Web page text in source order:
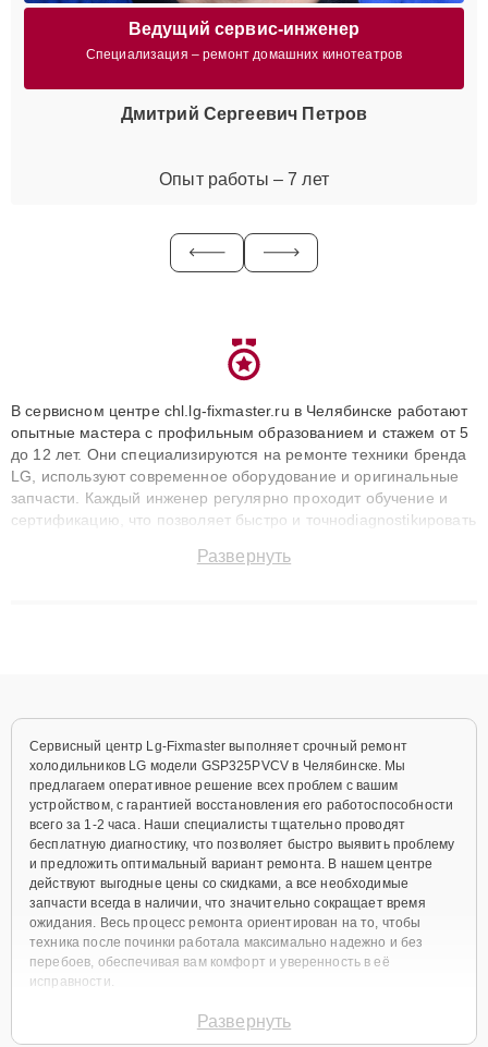
Ведущий сервис-инженер
Специализация – ремонт домашних кинотеатров
Дмитрий Сергеевич Петров
Опыт работы – 7 лет
В сервисном центре chl.lg-fixmaster.ru в Челябинске работают
опытные мастера с профильным образованием и стажем от 5
до 12 лет. Они специализируются на ремонте техники бренда
LG, используют современное оборудование и оригинальные
запчасти. Каждый инженер регулярно проходит обучение и
сертификацию, что позволяет быстро и точноdiagnostikировать
до 3 лет. Наши мастера решают сложные случаи: от замены
Развернуть
Сервисный центр Lg-Fixmaster выполняет срочный ремонт
холодильников LG модели GSP325PVCV в Челябинске. Мы
предлагаем оперативное решение всех проблем с вашим
устройством, с гарантией восстановления его работоспособности
всего за 1-2 часа. Наши специалисты тщательно проводят
бесплатную диагностику, что позволяет быстро выявить проблему
и предложить оптимальный вариант ремонта. В нашем центре
действуют выгодные цены со скидками, а все необходимые
запчасти всегда в наличии, что значительно сокращает время
ожидания. Весь процесс ремонта ориентирован на то, чтобы
техника после починки работала максимально надежно и без
перебоев, обеспечивая вам комфорт и уверенность в её
исправности.
Виды используемых
Развернуть